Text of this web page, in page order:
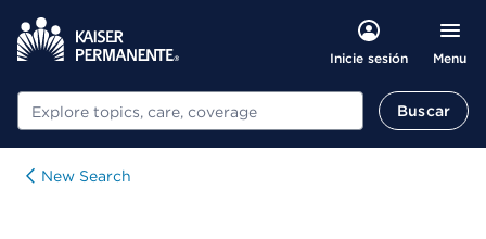
Inicie sesión Menu
Buscar Buscar
New Search